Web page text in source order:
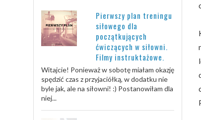
Pierwszy plan treningu
siłowego dla
początkujących
ćwiczących w siłowni.
Filmy instruktażowe.
Witajcie! Ponieważ w sobotę miałam okazję
spędzić czas z przyjaciółką, w dodatku nie
byle jak, ale na siłowni! :) Postanowiłam dla
niej...